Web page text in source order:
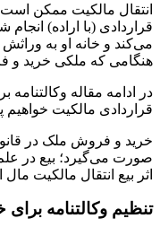
انتقال مالکیت ممکن
قراردادی (با اراده)
می‌کند و خانه او به
هنگامی که ملکی خرید و
در ادامه مقاله
قراردادی مالکیت خواهیم
خرید و فروش ملک در
صورت می‌گیرد؛ بیع در
اثر بیع انتقال مالکیت
تنظیم وکالتنامه